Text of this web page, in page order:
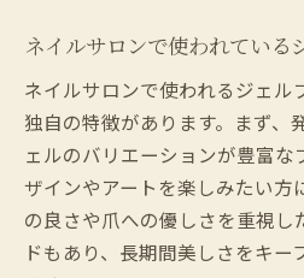
ネイルサロンで使われている
ネイルサロンで使われるジェル
独自の特徴があります。まず、
ェルのバリエーションが豊富
ザインやアートを楽しみたい方
の良さや爪への優しさを重視し
ドもあり、長期間美しさをキー